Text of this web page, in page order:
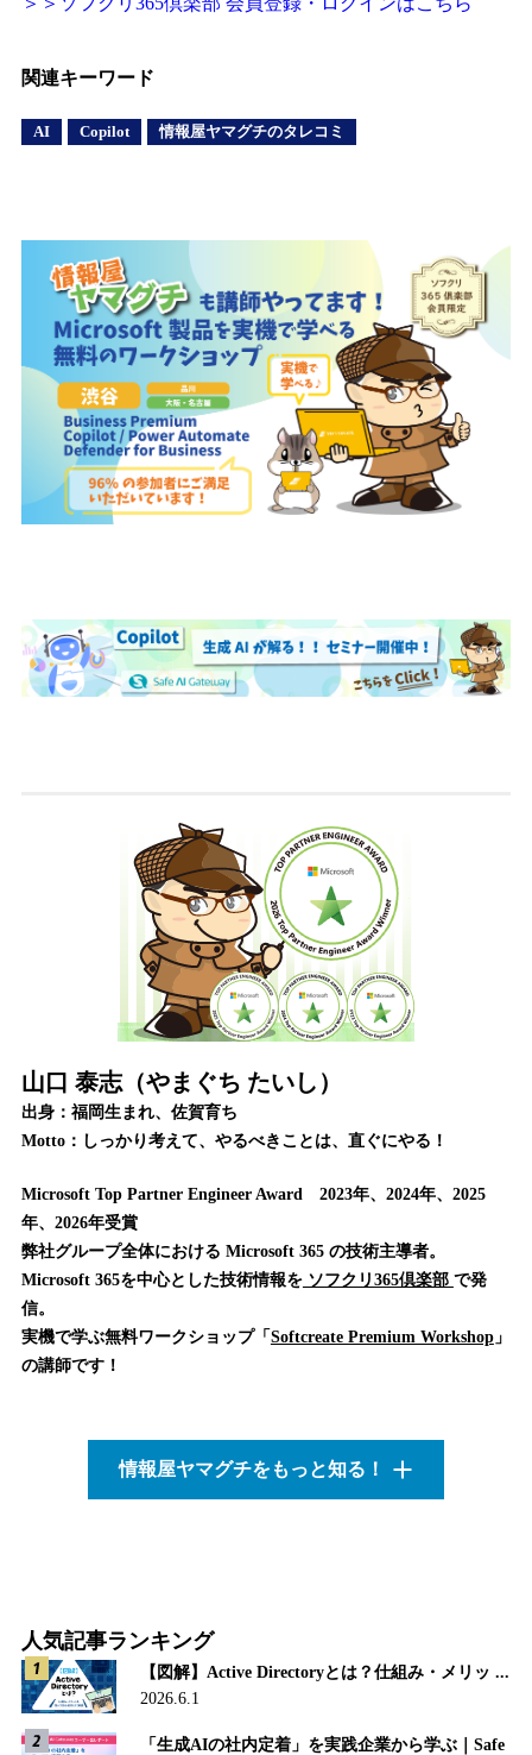
関連キーワード
AI Copilot 情報屋ヤマグチのタレコミ
山口 泰志（やまぐち たいし）
出身：福岡生まれ、佐賀育ち
Motto：しっかり考えて、やるべきことは、直ぐにやる！
Microsoft Top Partner Engineer Award 2023年、2024年、2025
年、2026年受賞
弊社グループ全体における Microsoft 365 の技術主導者。
Microsoft 365を中心とした技術情報をソフクリ365倶楽部 で発
信。
実機で学ぶ無料ワークショップ「Softcreate Premium Workshop」
の講師です！
情報屋ヤマグチをもっと知る！
人気記事ランキング
【図解】Active Directoryとは？仕組み・メリッ ...
2026.6.1
「生成AIの社内定着」を実践企業から学ぶ｜Safe